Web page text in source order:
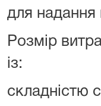
для надання
Розмір
із:
складністю